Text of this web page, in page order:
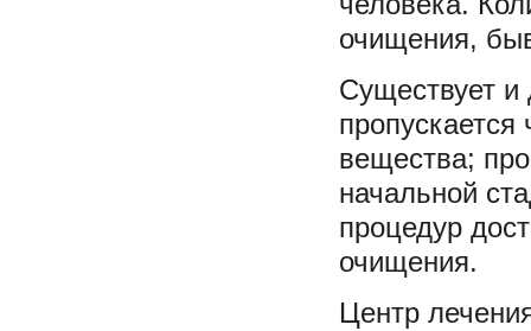
очищения,
Существует и
вещества;
начальной
процедур
очищения.
Центр